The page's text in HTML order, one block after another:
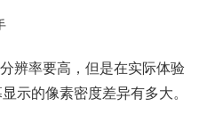
辨率要高，但是在实际体验
示的像素密度差异有多大。